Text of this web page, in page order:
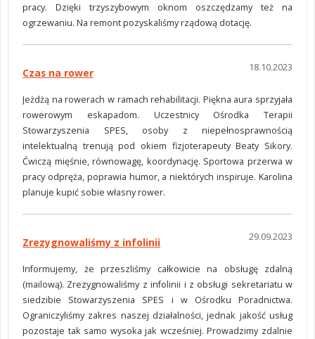
pracy. Dzięki trzyszybowym oknom oszczędzamy też na
ogrzewaniu. Na remont pozyskaliśmy rządową dotację.
18.10.2023
Czas na rower
Jeżdżą na rowerach w ramach rehabilitacji. Piękna aura sprzyjała
rowerowym eskapadom. Uczestnicy Ośrodka Terapii
Stowarzyszenia SPES, osoby z niepełnosprawnością
intelektualną trenują pod okiem fizjoterapeuty Beaty Sikory.
Ćwiczą mięśnie, równowagę, koordynację. Sportowa przerwa w
pracy odpręża, poprawia humor, a niektórych inspiruje. Karolina
planuje kupić sobie własny rower.
29.09.2023
Zrezygnowaliśmy z infolinii
Informujemy, że przeszliśmy całkowicie na obsługę zdalną
(mailową). Zrezygnowaliśmy z infolinii i z obsługi sekretariatu w
siedzibie Stowarzyszenia SPES i w Ośrodku Poradnictwa.
Ograniczyliśmy zakres naszej działalności, jednak jakość usług
pozostaje tak samo wysoka jak wcześniej. Prowadzimy zdalnie